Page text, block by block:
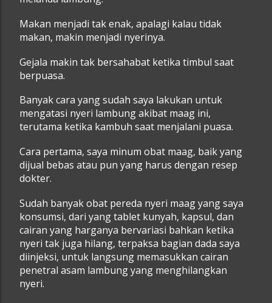
Makan menjadi tak enak, apalagi kalau tidak
makan, makin menjadi nyerinya.
Gejala makin tak bersahabat ketika timbul saat
berpuasa.
Banyak cara yang sudah saya lakukan untuk
mengatasi nyeri lambung akibat maag ini,
terutama ketika kambuh saat menjalani puasa.
Cara pertama, saya minum obat maag, baik yang
dijual bebas atau pun yang harus dengan resep
dokter.
Sudah banyak obat pereda nyeri maag yang saya
konsumsi, dari yang tablet kunyah, kapsul, dan
cairan yang harganya bervariasi bahkan ketika
nyeri tak juga hilang, terpaksa bagian dada saya
diinjeksi, untuk langsung memasukkan cairan
penetral asam lambung yang menghilangkan
nyeri.